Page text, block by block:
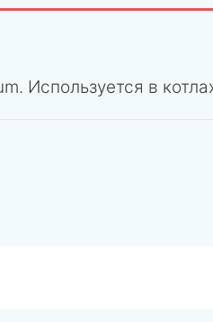
Используется в